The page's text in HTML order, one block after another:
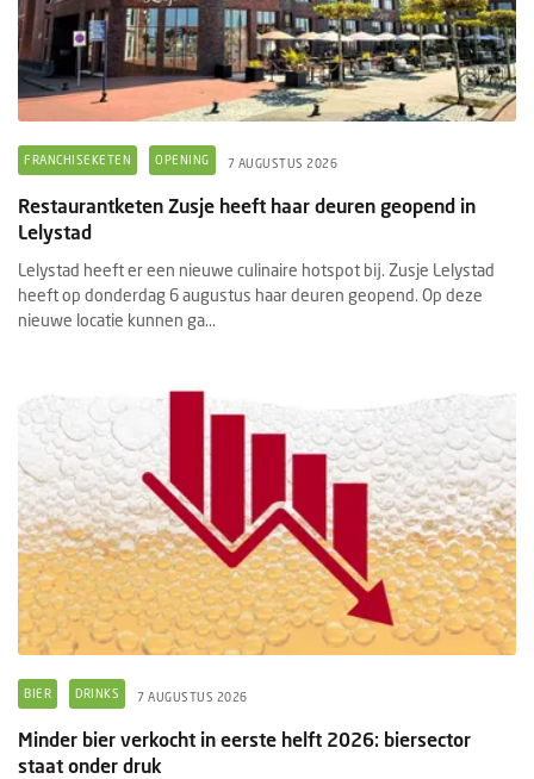
FRANCHISEKETEN OPENING 7 AUGUSTUS 2026
Restaurantketen Zusje heeft haar deuren geopend in
Lelystad
Lelystad heeft er een nieuwe culinaire hotspot bij. Zusje Lelystad
heeft op donderdag 6 augustus haar deuren geopend. Op deze
nieuwe locatie kunnen ga...
BIER DRINKS 7 AUGUSTUS 2026
Minder bier verkocht in eerste helft 2026: biersector
staat onder druk